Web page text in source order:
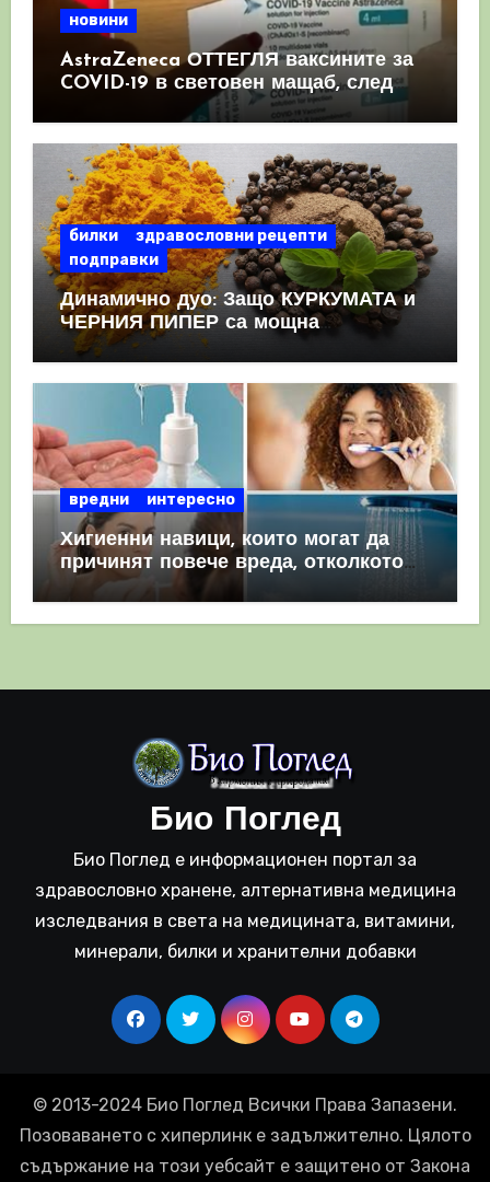
новини
AstraZeneca ОТТЕГЛЯ ваксините за
COVID-19 в световен мащаб, след
като призна, че те причиняват
КРЪВНИ съсиреци
билки
здравословни рецепти
подправки
Динамично дуо: Защо КУРКУМАТА и
ЧЕРНИЯ ПИПЕР са мощна
комбинация
вредни интересно
Хигиенни навици, които могат да
причинят повече вреда, отколкото
полза
Био Поглед
Био Поглед е информационен портал за
здравословно хранене, алтернативна медицина
изследвания в света на медицината, витамини,
минерали, билки и хранителни добавки
© 2013-2024 Био Поглед Всички Права Запазени.
Позоваването с хиперлинк е задължително. Цялото
съдържание на този уебсайт е защитено от Закона